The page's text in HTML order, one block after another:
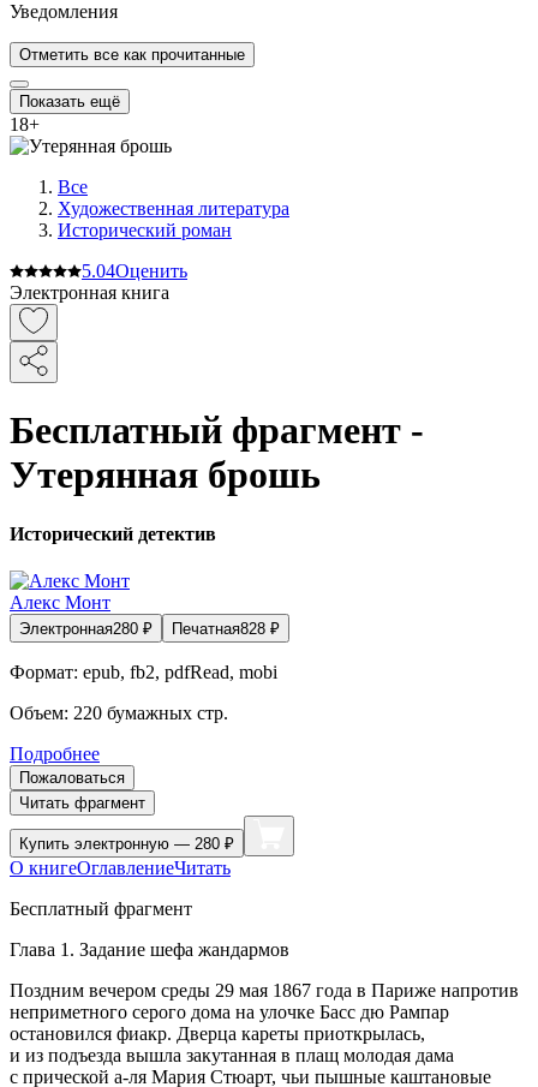
Уведомления
Отметить все как прочитанные
Показать ещё
18+
Все
Художественная литература
Исторический роман
5.04Оценить
Электронная книга
Бесплатный фрагмент -
Утерянная брошь
Исторический детектив
Алекс Монт
Электронная280 ₽ Печатная828 ₽
Формат: epub, fb2, pdfRead, mobi
Объем: 220 бумажных стр.
Подробнее
Пожаловаться
Читать фрагмент
Купить электронную — 280 ₽
О книгеОглавлениеЧитать
Бесплатный фрагмент
Глава 1. Задание шефа жандармов
Поздним вечером среды 29 мая 1867 года в Париже напротив
неприметного серого дома на улочке Басс дю Рампар
остановился фиакр. Дверца кареты приоткрылась,
и из подъезда вышла закутанная в плащ молодая дама
с прической а-ля Мария Стюарт, чьи пышные каштановые